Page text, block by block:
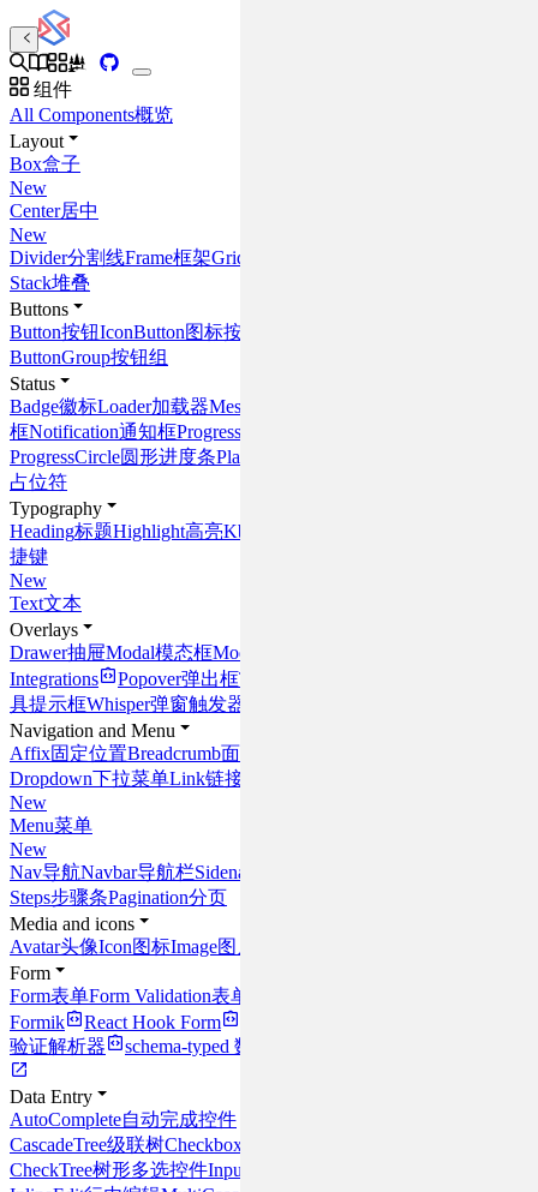
组件
All Components概览
Layout
Box盒子
New
Center居中
New
Divider分割线Frame框架Grid
Stack堆叠
Buttons
Button按钮IconButton图标按钮
ButtonGroup按钮组
Status
Badge徽标Loader加载器Message
框Notification通知框Progress
ProgressCircle圆形进度条Placeholder
占位符
Typography
Heading标题Highlight高亮Kbd
捷键
New
Text文本
Overlays
Drawer抽屉Modal模态框Modal
Integrations
Popover弹出框Tooltip
具提示框Whisper弹窗触发器
Navigation and Menu
Affix固定位置Breadcrumb面包屑
Dropdown下拉菜单Link链接
New
Menu菜单
New
Nav导航Navbar导航栏Sidenav
Steps步骤条Pagination分页
Media and icons
Avatar头像Icon图标Image图片
Form
Form表单Form Validation表单校验
Formik
React Hook Form
验证解析器
schema-typed 数据模型
Data Entry
AutoComplete自动完成控件
CascadeTree级联树Checkbox
CheckTree树形多选控件Input